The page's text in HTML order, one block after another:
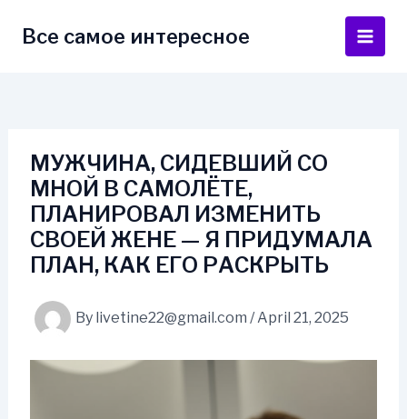
Все самое интересное
Main
МУЖЧИНА, СИДЕВШИЙ СО
МНОЙ В САМОЛЁТЕ,
ПЛАНИРОВАЛ ИЗМЕНИТЬ
СВОЕЙ ЖЕНЕ — Я ПРИДУМАЛА
ПЛАН, КАК ЕГО РАСКРЫТЬ
By livetine22@gmail.com /April 21, 2025